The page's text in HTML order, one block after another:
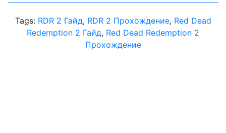
Tags: RDR 2 Гайд, RDR 2 Прохождение, Red Dead
Redemption 2 Гайд, Red Dead Redemption 2
Прохождение